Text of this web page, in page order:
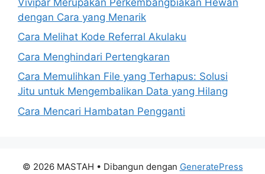
dengan Cara yang Menarik
Cara Melihat Kode Referral Akulaku
Cara Menghindari Pertengkaran
Cara Memulihkan File yang Terhapus: Solusi
Jitu untuk Mengembalikan Data yang Hilang
Cara Mencari Hambatan Pengganti
© 2026 MASTAH • Dibangun dengan GeneratePress